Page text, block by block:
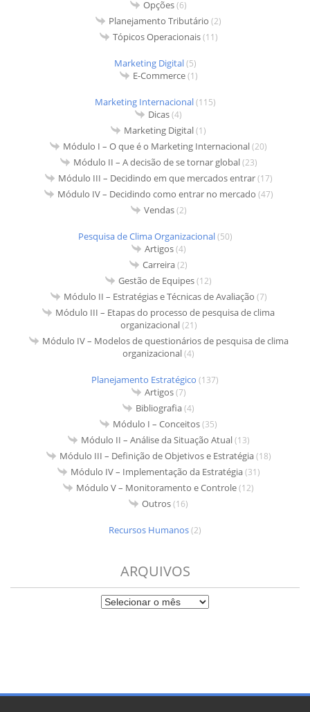
Opções(6)
Planejamento Tributário (2)
Tópicos Operacionais(11)
Marketing Digital(5)
E-Commerce(1)
Marketing Internacional(115)
Dicas(4)
Marketing Digital(1)
Módulo I – O que é o Marketing Internacional(20)
Módulo II – A decisão de se tornar global(23)
Módulo III – Decidindo em que mercados entrar(17)
Módulo IV – Decidindo como entrar no mercado (47)
Vendas(2)
Pesquisa de Clima Organizacional(50)
Artigos(4)
Carreira(2)
Gestão de Equipes(12)
Módulo II – Estratégias e Técnicas de Avaliação (7)
Módulo III – Etapas do processo de pesquisa de clima
organizacional(21)
Módulo IV – Modelos de questionários de pesquisa de clima
organizacional(4)
Planejamento Estratégico (137)
Artigos(7)
Bibliografia(4)
Módulo I – Conceitos(35)
Módulo II – Análise da Situação Atual(13)
Módulo III – Definição de Objetivos e Estratégia(18)
Módulo IV – Implementação da Estratégia(31)
Módulo V – Monitoramento e Controle(12)
Outros(16)
Recursos Humanos(2)
ARQUIVOS